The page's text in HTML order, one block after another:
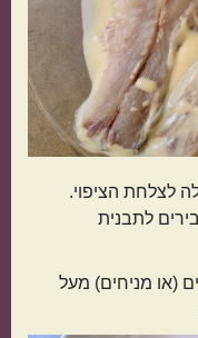
לצלחת הציפוי.
לתבנית
(או מניחים) מעל
שילדים
אוהבים